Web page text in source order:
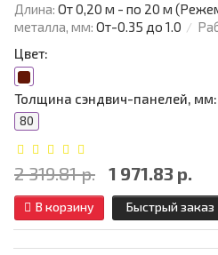
Длина: От 0,20 м - по 20 м
металла, мм: От-0.35 до 1.0
Цвет:
Толщина сэндвич-панелей, мм:
80
2 319.81 р. 1 971.83 р.
В корзину Быстрый заказ